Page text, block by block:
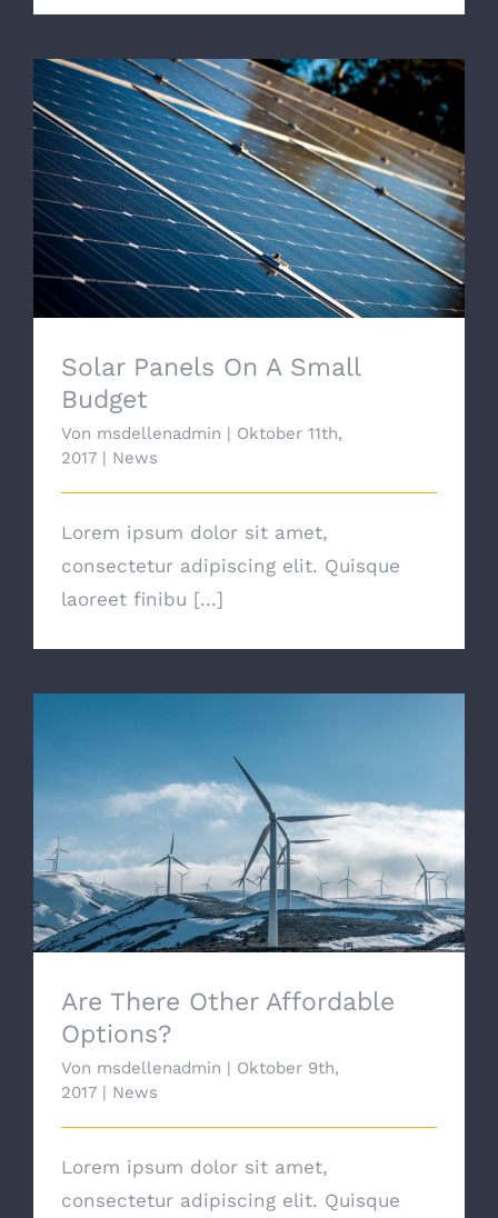
Solar Panels On A Small Budget
Solar Panels On A Small
Budget
Von msdellenadmin | Oktober 11th,
2017 | News
Lorem ipsum dolor sit amet,
consectetur adipiscing elit. Quisque
laoreet finibu [...]
Are There Other Affordable Options?
Are There Other Affordable
Options?
Von msdellenadmin | Oktober 9th,
2017 | News
Lorem ipsum dolor sit amet,
consectetur adipiscing elit. Quisque